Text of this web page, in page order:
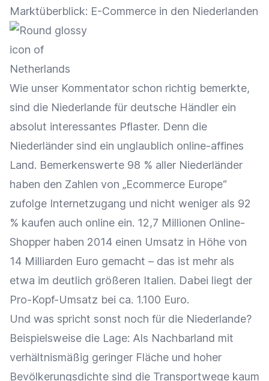
Marktüberblick: E-Commerce in den Niederlanden
Wie unser Kommentator schon richtig bemerkte,
sind die Niederlande für deutsche Händler ein
absolut interessantes Pflaster. Denn die
Niederländer sind ein unglaublich online-affines
Land. Bemerkenswerte 98 % aller Niederländer
haben den Zahlen von „Ecommerce Europe“
zufolge Internetzugang und nicht weniger als 92
% kaufen auch online ein. 12,7 Millionen Online-
Shopper haben 2014 einen Umsatz in Höhe von
14 Milliarden Euro gemacht – das ist mehr als
etwa im deutlich größeren Italien. Dabei liegt der
Pro-Kopf-Umsatz bei ca. 1.100 Euro.
Und was spricht sonst noch für die Niederlande?
Beispielsweise die Lage: Als Nachbarland mit
verhältnismäßig geringer Fläche und hoher
Bevölkerungsdichte sind die Transportwege kaum